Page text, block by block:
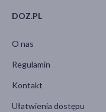
DOZ.PL
O nas
Regulamin
Kontakt
Ułatwienia dostępu